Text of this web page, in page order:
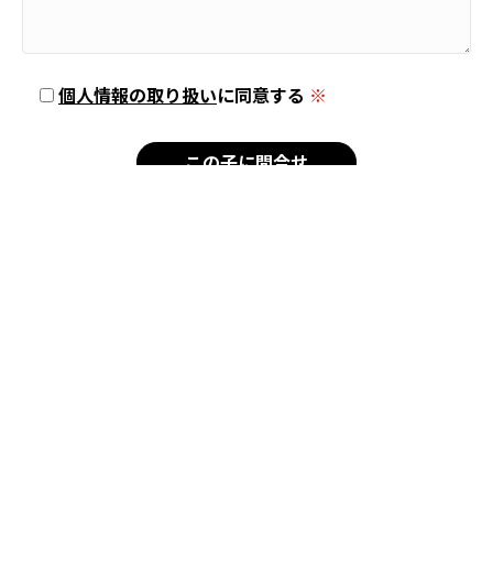
個人情報の取り扱いに同意する ※